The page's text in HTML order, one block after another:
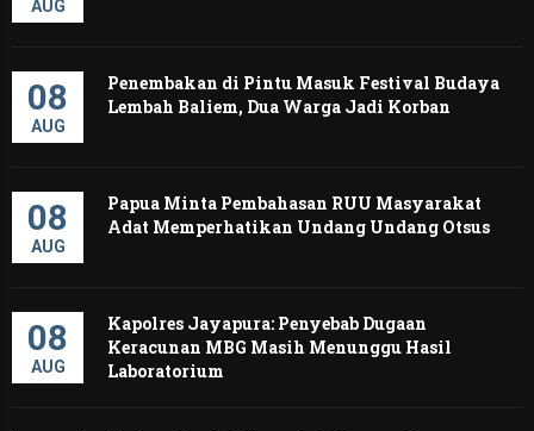
AUG
08
AUG
Penembakan di Pintu Masuk Festival Budaya
Lembah Baliem, Dua Warga Jadi Korban
08
AUG
Papua Minta Pembahasan RUU Masyarakat
Adat Memperhatikan Undang Undang Otsus
08
AUG
Kapolres Jayapura: Penyebab Dugaan
Keracunan MBG Masih Menunggu Hasil
Laboratorium